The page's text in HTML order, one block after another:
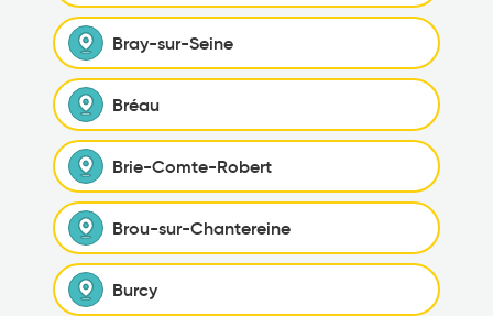
Bray-sur-Seine
Bréau
Brie-Comte-Robert
Brou-sur-Chantereine
Burcy